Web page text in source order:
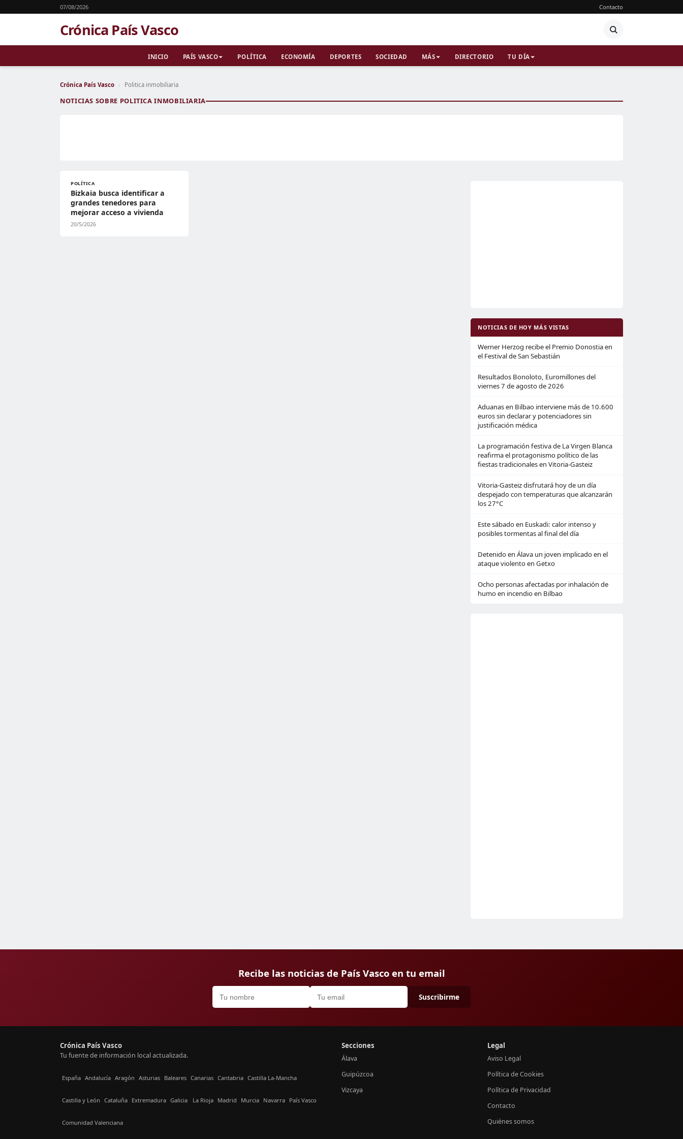
07/08/2026 Contacto
Crónica País Vasco
INICIO PAÍS VASCO POLÍTICA ECONOMÍA DEPORTES SOCIEDAD MÁS DIRECTORIO TU DÍA
Crónica País Vasco › Politica inmobiliaria
NOTICIAS SOBRE POLITICA INMOBILIARIA
POLÍTICA
Bizkaia busca identificar a
grandes tenedores para
mejorar acceso a vivienda
20/5/2026
NOTICIAS DE HOY MÁS VISTAS
Werner Herzog recibe el Premio Donostia en
el Festival de San Sebastián
Resultados Bonoloto, Euromillones del
viernes 7 de agosto de 2026
Aduanas en Bilbao interviene más de 10.600
euros sin declarar y potenciadores sin
justificación médica
La programación festiva de La Virgen Blanca
reafirma el protagonismo político de las
fiestas tradicionales en Vitoria-Gasteiz
Vitoria-Gasteiz disfrutará hoy de un día
despejado con temperaturas que alcanzarán
los 27°C
Este sábado en Euskadi: calor intenso y
posibles tormentas al final del día
Detenido en Álava un joven implicado en el
ataque violento en Getxo
Ocho personas afectadas por inhalación de
humo en incendio en Bilbao
Recibe las noticias de País Vasco en tu email
Suscribirme
Crónica País Vasco
Tu fuente de información local actualizada.
España Andalucía Aragón Asturias Baleares Canarias Cantabria Castilla La-Mancha
Castilla y León Cataluña Extremadura Galicia La Rioja Madrid Murcia Navarra País Vasco
Comunidad Valenciana
Secciones
Álava
Guipúzcoa
Vizcaya
Legal
Aviso Legal
Política de Cookies
Política de Privacidad
Contacto
Quiénes somos